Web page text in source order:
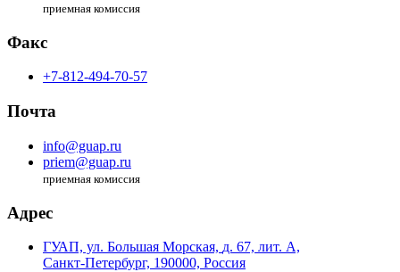
приемная комиссия
Факс
+7-812-494-70-57
Почта
info@guap.ru
priem@guap.ru
приемная комиссия
Адрес
ГУАП, ул. Большая Морская, д. 67, лит. А,
Санкт-Петербург, 190000, Россия